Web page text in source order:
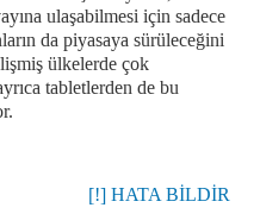
ulaşabilmesi için sadece
da piyasaya sürüleceğini
ülkelerde çok
tabletlerden de bu
[!] HATA BİLDİR